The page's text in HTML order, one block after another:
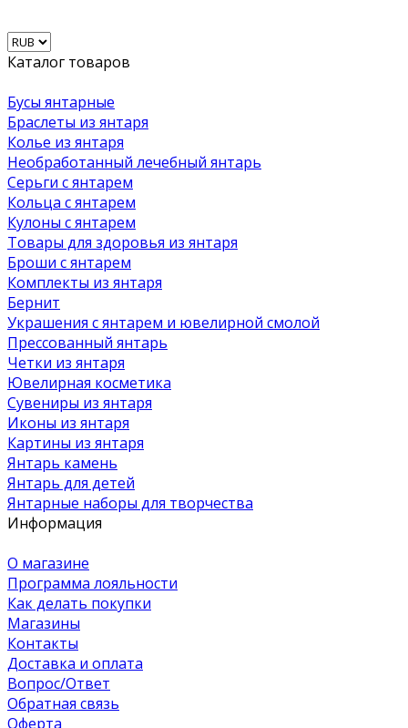
Каталог товаров
Бусы янтарные
Браслеты из янтаря
Колье из янтаря
Необработанный лечебный янтарь
Серьги с янтарем
Кольца с янтарем
Кулоны с янтарем
Товары для здоровья из янтаря
Броши с янтарем
Комплекты из янтаря
Бернит
Украшения с янтарем и ювелирной смолой
Прессованный янтарь
Четки из янтаря
Ювелирная косметика
Сувениры из янтаря
Иконы из янтаря
Картины из янтаря
Янтарь камень
Янтарь для детей
Янтарные наборы для творчества
Информация
О магазине
Программа лояльности
Как делать покупки
Магазины
Контакты
Доставка и оплата
Вопрос/Ответ
Обратная связь
Оферта